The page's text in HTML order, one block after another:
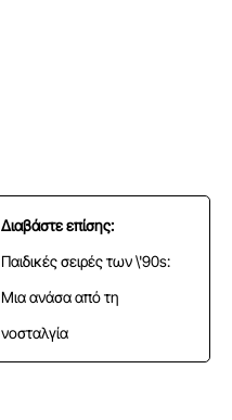
Διαβάστε επίσης:
Παιδικές σειρές των \'90s:
Μια ανάσα από τη
νοσταλγία